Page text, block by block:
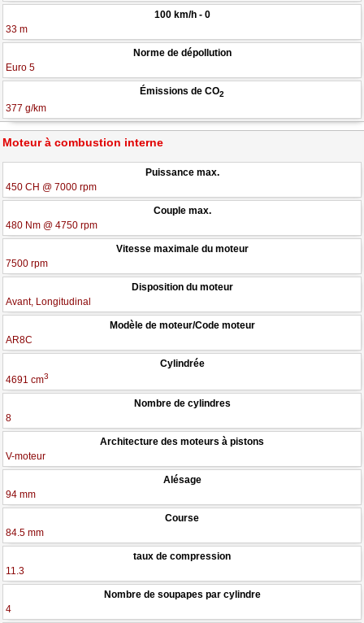
100 km/h - 0
33 m
Norme de dépollution
Euro 5
Émissions de CO2
377 g/km
Moteur à combustion interne
Puissance max.
450 CH @ 7000 rpm
Couple max.
480 Nm @ 4750 rpm
Vitesse maximale du moteur
7500 rpm
Disposition du moteur
Avant, Longitudinal
Modèle de moteur/Code moteur
AR8C
Cylindrée
4691 cm3
Nombre de cylindres
8
Architecture des moteurs à pistons
V-moteur
Alésage
94 mm
Course
84.5 mm
taux de compression
11.3
Nombre de soupapes par cylindre
4